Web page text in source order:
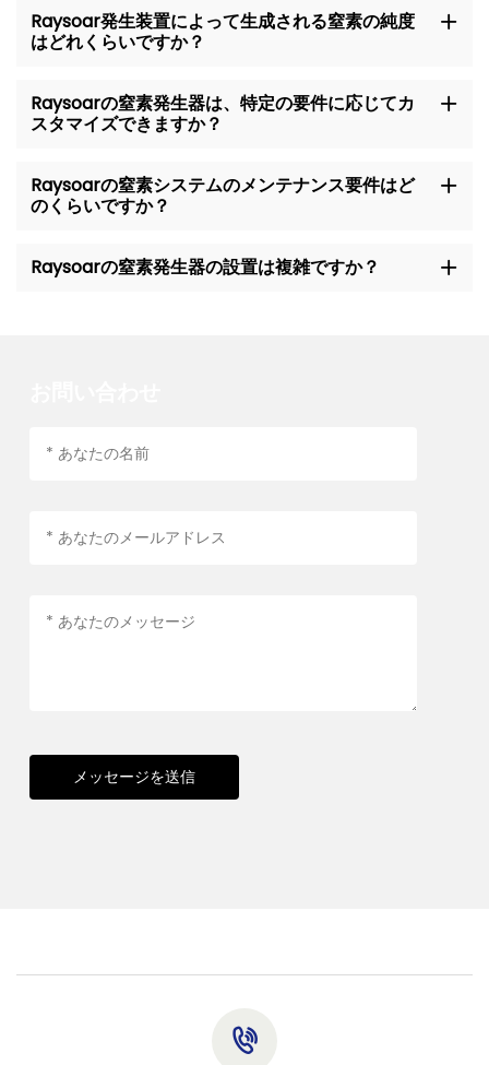
Raysoar発生装置によって生成される窒素の純度
はどれくらいですか？
Raysoarの窒素発生器は、特定の要件に応じてカ
スタマイズできますか？
Raysoarの窒素システムのメンテナンス要件はど
のくらいですか？
Raysoarの窒素発生器の設置は複雑ですか？
メッセージを送信